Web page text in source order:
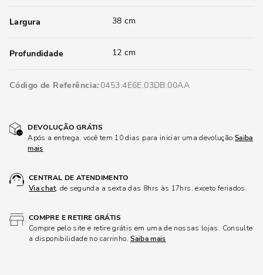
Largura 38 cm
Profundidade 12 cm
Código de Referência 0453.4E6E.03DB.00AA
DEVOLUÇÃO GRÁTIS
Após a entrega, você tem 10 dias para iniciar uma devolução Saiba
mais
CENTRAL DE ATENDIMENTO
Via chat, de segunda a sexta das 8hrs às 17hrs, exceto feriados.
COMPRE E RETIRE GRÁTIS
Compre pelo site e retire grátis em uma de nossas lojas. Consulte
a disponibilidade no carrinho.Saiba mais